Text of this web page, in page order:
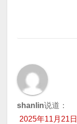
shanlin说道：
2025年11月21